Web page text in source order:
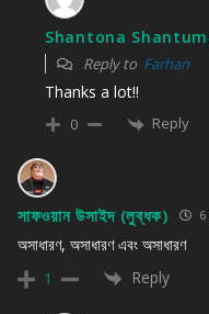
Shantona
Reply to Farhan
Thanks a lot!!
0 Reply
সাফওয়ান উসাইদ (লুব্ধক)
অসাধারণ, অসাধারণ এবং অসাধারণ
1
Reply